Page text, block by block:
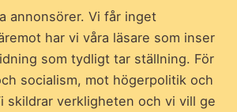
annonsörer. Vi får inget
har vi våra läsare som inser
som tydligt tar ställning. För
socialism, mot högerpolitik och
skildrar verkligheten och vi vill ge